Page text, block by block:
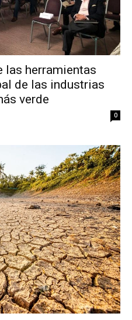
las herramientas
de las industrias
verde
0